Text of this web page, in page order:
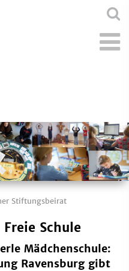
Stiftungsbeirat
Schule
Mädchenschule:
Ravensburg gibt